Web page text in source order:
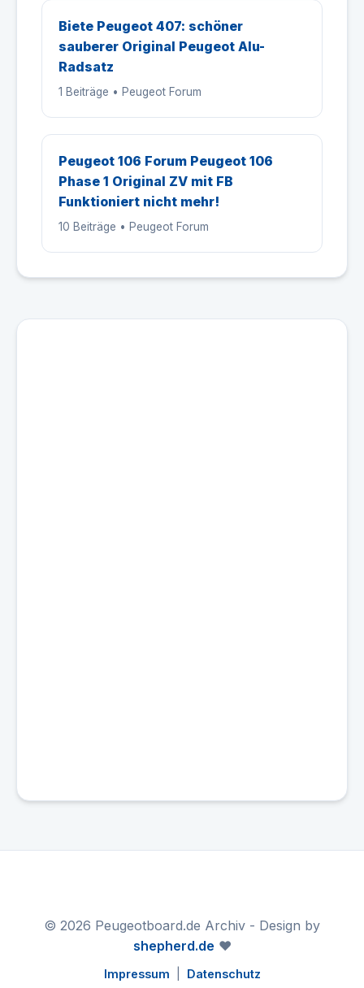
Biete Peugeot 407: schöner
sauberer Original Peugeot Alu-
Radsatz
1 Beiträge • Peugeot Forum
Peugeot 106 Forum Peugeot 106
Phase 1 Original ZV mit FB
Funktioniert nicht mehr!
10 Beiträge • Peugeot Forum
© 2026 Peugeotboard.de Archiv - Design by
shepherd.de ❤️
Impressum Datenschutz